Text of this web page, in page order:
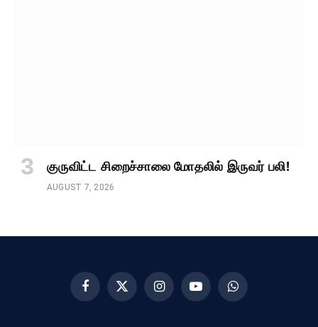
குருவிட்ட சிறைச்சாலை மோதலில் இருவர் பலி!
AUGUST 7, 2026
FacebookX
(Twitter)
InstagramYouTubeWhatsApp